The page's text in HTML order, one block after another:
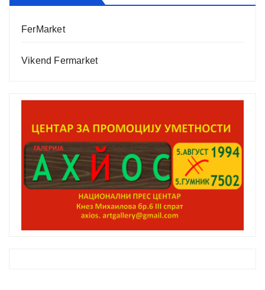
FerMarket
Vikend Fermarket